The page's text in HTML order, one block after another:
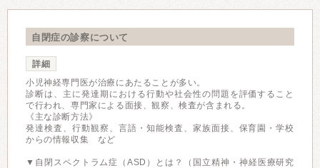
自閉症の診察について
詳細
小児神経専門医が治療にあたることが多い。
診断は、主に発達期における行動や社会性の問題を評価すること
で行われ、専門家による面接、観察、検査が含まれる。
《主な診断方法》
発達検査、行動観察、言語・知能検査、家族面接、保育園・学校
からの情報収集 など
▼自閉スペクトラム症（ASD）とは？（国立精神・神経医療研究